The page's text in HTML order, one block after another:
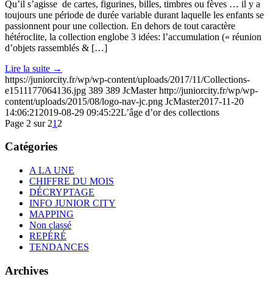
Qu’il s’agisse de cartes, figurines, billes, timbres ou fèves … il y a
toujours une période de durée variable durant laquelle les enfants se
passionnent pour une collection. En dehors de tout caractère
hétéroclite, la collection englobe 3 idées: l’accumulation (« réunion
d’objets rassemblés & […]
Lire la suite →
https://juniorcity.fr/wp/wp-content/uploads/2017/11/Collections-
e1511177064136.jpg 389 389 JcMaster http://juniorcity.fr/wp/wp-
content/uploads/2015/08/logo-nav-jc.png JcMaster2017-11-20
14:06:21 2019-08-29 09:45:22L’âge d’or des collections
Page 2 sur 21 2
Catégories
A LA UNE
CHIFFRE DU MOIS
DÉCRYPTAGE
INFO JUNIOR CITY
MAPPING
Non classé
REPÉRÉ
TENDANCES
Archives